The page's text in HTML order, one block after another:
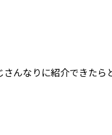
んなりに紹介できたら